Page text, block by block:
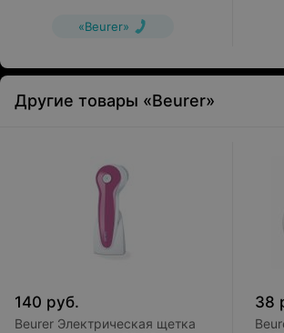
«Beurer»
Другие товары «Beurer»
140 руб.
Beurer Электрическая щетка
38